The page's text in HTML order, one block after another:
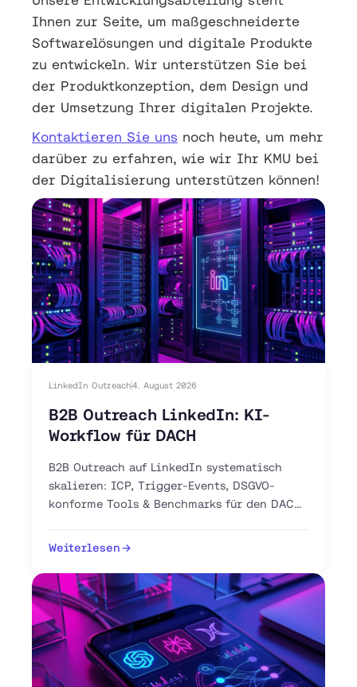
Ihnen zur Seite, um maßgeschneiderte
Softwarelösungen und digitale Produkte
zu entwickeln. Wir unterstützen Sie bei
der Produktkonzeption, dem Design und
der Umsetzung Ihrer digitalen Projekte.
Kontaktieren Sie uns noch heute, um mehr
darüber zu erfahren, wie wir Ihr KMU bei
der Digitalisierung unterstützen können!
LinkedIn Outreach4. August 2026
B2B Outreach LinkedIn: KI-
Workflow für DACH
B2B Outreach auf LinkedIn systematisch
skalieren: ICP, Trigger-Events, DSGVO-
konforme Tools & Benchmarks für den DACH-
Weiterlesen